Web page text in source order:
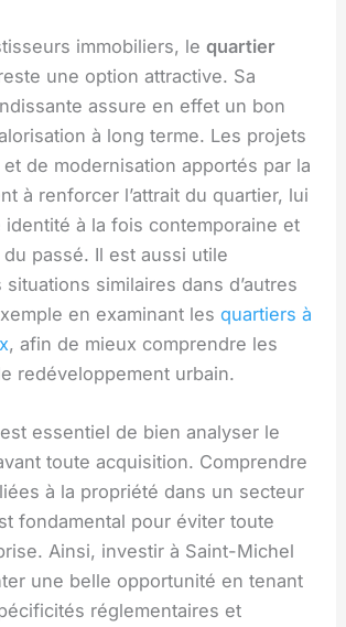
immobiliers, lequartier
une option attractive. Sa
assure en effet un bon
à long terme. Les projets
de modernisation apportés par la
à renforcer l’attrait du quartier, lui
à la fois contemporaine et
passé. Il est aussi utile
situations similaires dans d’autres
en examinant lesquartiers à
, afin de mieux comprendre les
redéveloppement urbain.
essentiel de bien analyser le
toute acquisition. Comprendre
à la propriété dans un secteur
fondamental pour éviter toute
Ainsi, investir à Saint-Michel
une belle opportunité en tenant
réglementaires et